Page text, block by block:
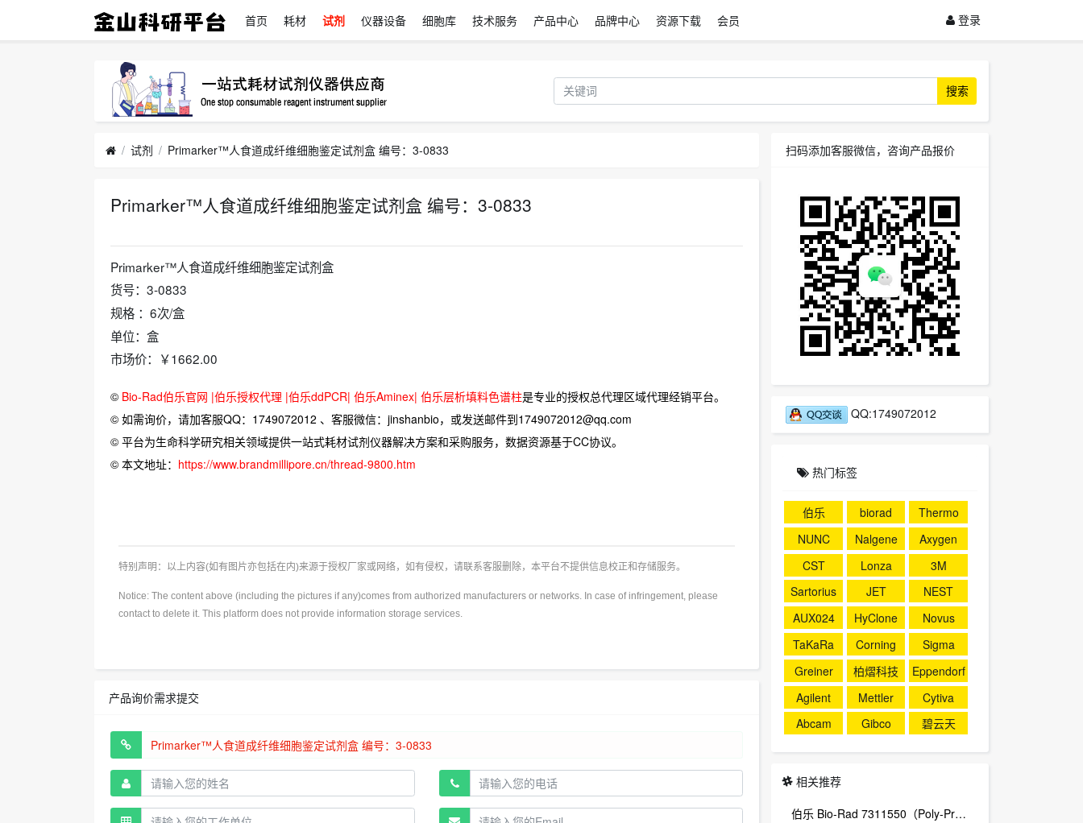
首页 耗材 试剂 仪器设备 细胞库 技术服务 产品中心 品牌中心 资源下载 会员 登录
搜索
试剂 Primarker™人食道成纤维细胞鉴定试剂盒 编号：3-0833
Primarker™人食道成纤维细胞鉴定试剂盒 编号：3-0833
Primarker™人食道成纤维细胞鉴定试剂盒
货号：3-0833
规格 ：6次/盒
单位：盒
市场价：￥1662.00
© Bio-Rad伯乐官网 |伯乐授权代理 |伯乐ddPCR| 伯乐Aminex| 伯乐层析填料色谱柱是专业的授权总代理区域代理经销平台。
© 如需询价，请加客服QQ：1749072012 、客服微信：jinshanbio，或发送邮件到1749072012@qq.com
© 平台为生命科学研究相关领域提供一站式耗材试剂仪器解决方案和采购服务，数据资源基于CC协议。
© 本文地址： https://www.brandmillipore.cn/thread-9800.htm
特别声明：以上内容(如有图片亦包括在内)来源于授权厂家或网络，如有侵权，请联系客服删除，本平台不提供信息校正和存储服务。
Notice: The content above (including the pictures if any)comes from authorized manufacturers or networks. In case of infringement, please
contact to delete it. This platform does not provide information storage services.
产品询价需求提交
扫码添加客服微信，咨询产品报价
QQ:1749072012
热门标签
伯乐 biorad
Thermo
NUNC
Nalgene
Axygen
CST
Lonza
3M
Sartorius
JET
NEST
AUX024
HyClone
Novus
TaKaRa
Corning
Sigma
Greiner
柏熠科技
Eppendorf
Agilent
Mettler
Cytiva
Abcam
Gibco 碧云天
相关推荐
伯乐 Bio-Rad 7311550（Poly-Prep® 层析空柱，50 个 / 包）